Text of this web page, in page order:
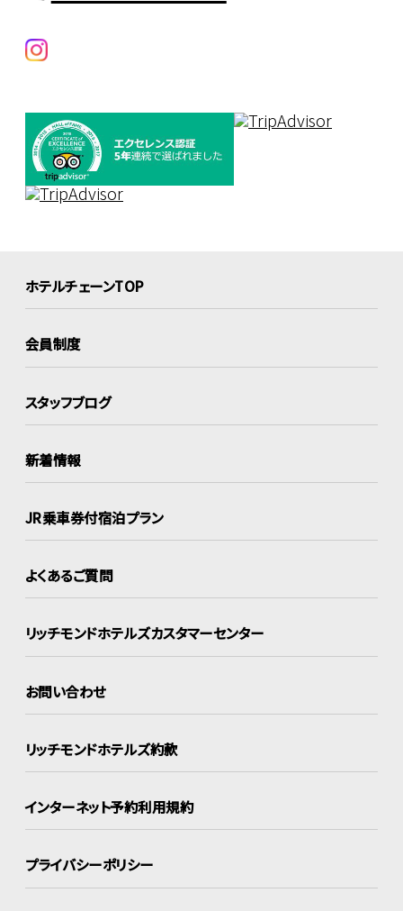
ホテルチェーンTOP
会員制度
スタッフブログ
新着情報
JR乗車券付宿泊プラン
よくあるご質問
リッチモンドホテルズカスタマーセンター
お問い合わせ
リッチモンドホテルズ約款
インターネット予約利用規約
プライバシーポリシー